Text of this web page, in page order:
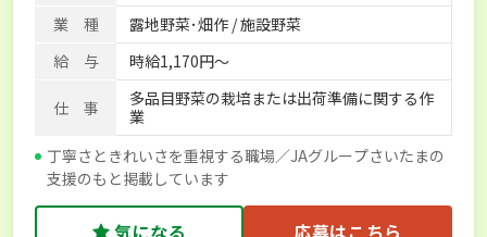
業 種
露地野菜･畑作 / 施設野菜
給 与
時給1,170円～
仕 事
多品目野菜の栽培または出荷準備に関する作
業
丁寧さときれいさを重視する職場／JAグループさいたまの
支援のもと掲載しています